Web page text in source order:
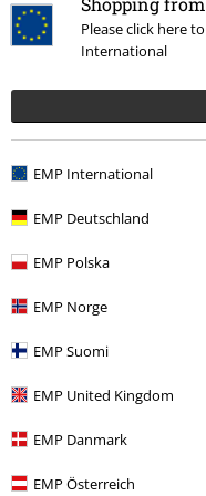
Please click here
International
EMP International
EMP Deutschland
EMP Polska
EMP Norge
EMP Suomi
EMP United Kingdom
EMP Danmark
EMP Österreich
Entertainment
Lifestyle Figuren Funko
E-mailnieuwsbrief
Meld je aan en ontvang een
korting!
ermee akkoord dat Large
persoonsgegevens worden